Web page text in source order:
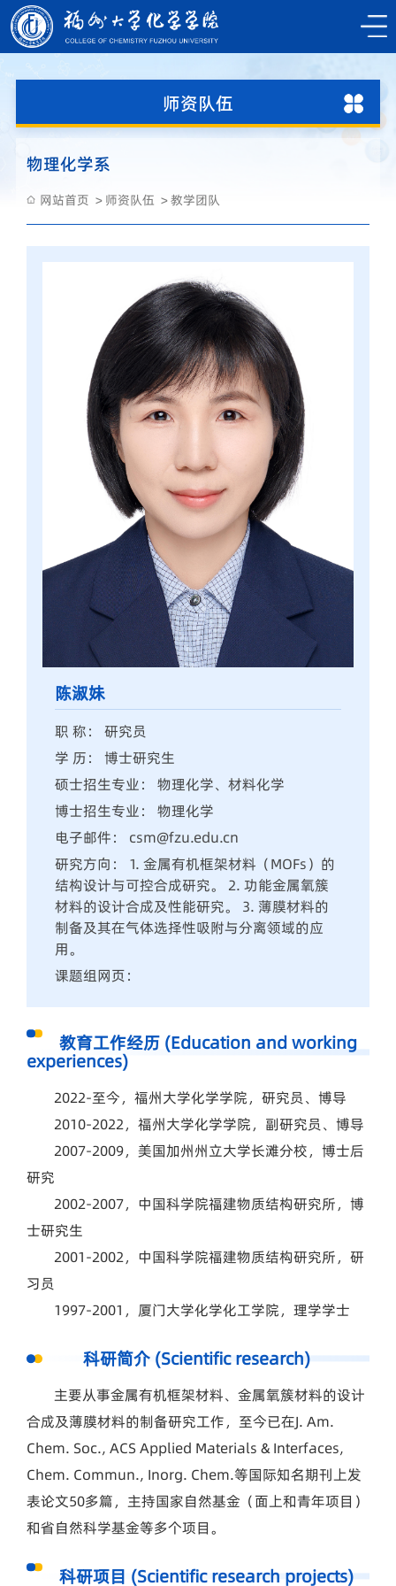
师资队伍
物理化学系
网站首页 师资队伍 教学团队
陈淑妹
职 称： 研究员
学 历： 博士研究生
硕士招生专业： 物理化学、材料化学
博士招生专业： 物理化学
电子邮件： csm@fzu.edu.cn
研究方向： 1. 金属有机框架材料（MOFs）的
结构设计与可控合成研究。 2. 功能金属氧簇
材料的设计合成及性能研究。 3. 薄膜材料的
制备及其在气体选择性吸附与分离领域的应
用。
课题组网页：
教育工作经历 (Education and working
experiences)
2022-至今，福州大学化学学院，研究员、博导
2010-2022，福州大学化学学院，副研究员、博导
2007-2009，美国加州州立大学长滩分校，博士后
研究
2002-2007，中国科学院福建物质结构研究所，博
士研究生
2001-2002，中国科学院福建物质结构研究所，研
习员
1997-2001，厦门大学化学化工学院，理学学士
科研简介 (Scientific research)
主要从事金属有机框架材料、金属氧簇材料的设计
合成及薄膜材料的制备研究工作，至今已在J. Am.
Chem. Soc., ACS Applied Materials & Interfaces,
Chem. Commun., Inorg. Chem.等国际知名期刊上发
表论文50多篇，主持国家自然基金（面上和青年项目）
和省自然科学基金等多个项目。
科研项目 (Scientific research projects)